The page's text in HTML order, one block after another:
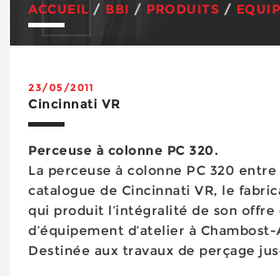
ACCUEIL / BBI / PRODUITS /
23/05/2011
Cincinnati VR
Perceuse à colonne PC 320.
La perceuse à colonne PC 320 entre
catalogue de Cincinnati VR, le
qui produit l’intégralité de son offre
d’équipement d’atelier à
Destinée aux travaux de perçage